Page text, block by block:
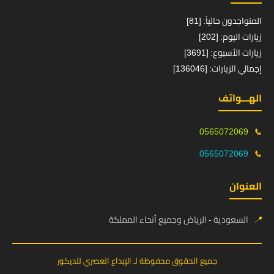
المتواجدون حالياً: [81]
زيارات اليوم: [202]
زيارات الأسبوع: [3691]
إجمالي الزيارات: [136046]
الهـــواتف
📞
0565072069
📞
0565072069
العنوان
📍 السعودية - الرياض وجميع أنحاء المملكة
جميع الحقوق محفوظة لـ الإبداع العصري للديكور